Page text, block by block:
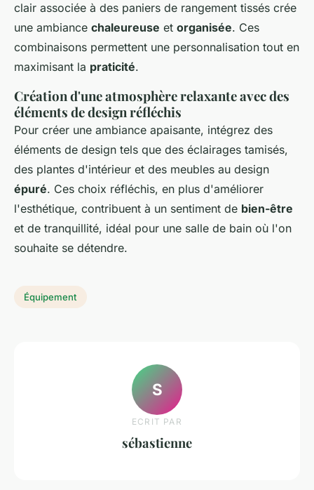
clair associée à des paniers de rangement tissés crée
une ambiance chaleureuse et organisée. Ces
combinaisons permettent une personnalisation tout en
maximisant la praticité.
Création d'une atmosphère relaxante avec des
éléments de design réfléchis
Pour créer une ambiance apaisante, intégrez des
éléments de design tels que des éclairages tamisés,
des plantes d'intérieur et des meubles au design
épuré. Ces choix réfléchis, en plus d'améliorer
l'esthétique, contribuent à un sentiment de bien-être
et de tranquillité, idéal pour une salle de bain où l'on
souhaite se détendre.
Équipement
S
ECRIT PAR
sébastienne